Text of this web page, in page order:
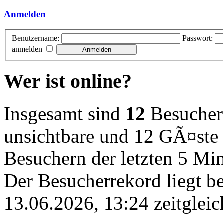
Anmelden
Benutzername:
Passwort:
anmelden
Wer ist online?
Insgesamt sind 12
unsichtbare und 12
Besuchern der letzten 5
Der Besucherrekord liegt
13.06.2026, 13:24